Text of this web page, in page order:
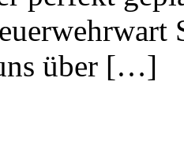
über […]